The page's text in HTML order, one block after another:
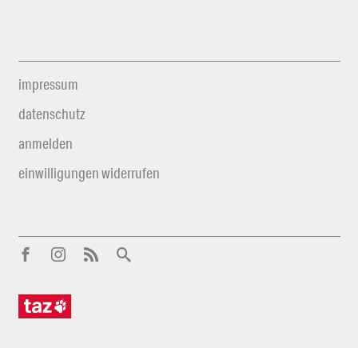
impressum
datenschutz
anmelden
einwilligungen widerrufen